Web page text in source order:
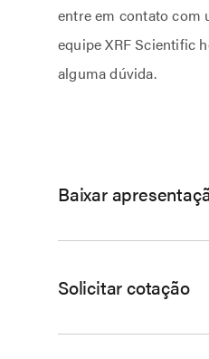
entre em contato com
equipe XRF Scientific
alguma dúvida.
Baixar
Solicitar cotação